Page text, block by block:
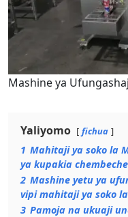
Mashine ya
Yaliyomo fichua
1 Mahitaji ya soko la
ya kupakia
2 Mashine yetu ya
vipi mahitaji ya soko
3 Pamoja na ukuaji